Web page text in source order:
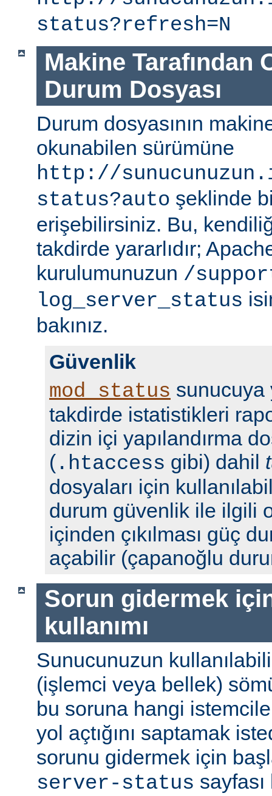
status?refresh=N
Makine Tarafından
Durum Dosyası
Durum dosyasının
okunabilen sürümüne
http://
status?auto şeklinde
erişebilirsiniz. Bu,
takdirde yararlıdır;
kurulumunuzun /
log_server_status
bakınız.
Güvenlik
mod_status sunucuya
takdirde istatistikleri
dizin içi yapılandırma
( .htaccess gibi) dahil
dosyaları için
durum güvenlik ile ilgili
içinden çıkılması güç
açabilir (çapanoğlu
Sorun gidermek
kullanımı
Sunucunuzun
(işlemci veya bellek)
bu soruna hangi
yol açtığını saptamak
sorunu gidermek için
server-status